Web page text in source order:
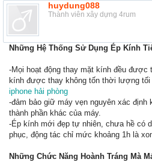
huydung088
Thành viên xây dựng 4rum
Những Hệ Thống Sử Dụng Ép Kính
-Mọi hoạt động thay mặt kính đều được
kính được thay không tốn thời lượng tối
iphone hải phòng
-đảm bảo giữ máy vẹn nguyên xác định
thành phần khác của máy.
-Ép kính mới đẹp tự nhiên, chưa hề có
phục, động tác chỉ mức khoảng 1h là
Những Chức Năng Hoành Tráng Mà